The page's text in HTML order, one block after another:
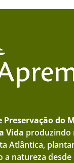
Preservação do
Vida produzindo
Atlântica,
a natureza desde